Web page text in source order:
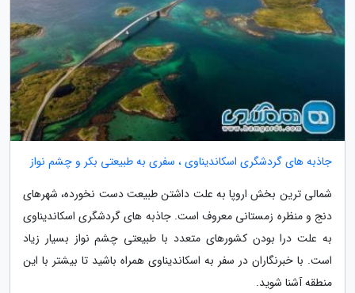
جاذبه های گردشگری اسکاندیناوی ، سفری به طبیعتی بکر و چشم نواز
شمالی ترین بخش اروپا به علت داشتن طبیعت دست نخورده، شهرهای
دنج و منظره زمستانی معروف است. جاذبه های گردشگری اسکاندیناوی
به علت درا بودن کشورهای متعدد با طبیعتی چشم نواز بسیار زیاد
است. با خبرنگاران در سفر به اسکاندیناوی همراه باشید تا بیشتر با این
منطقه آشنا شوید.